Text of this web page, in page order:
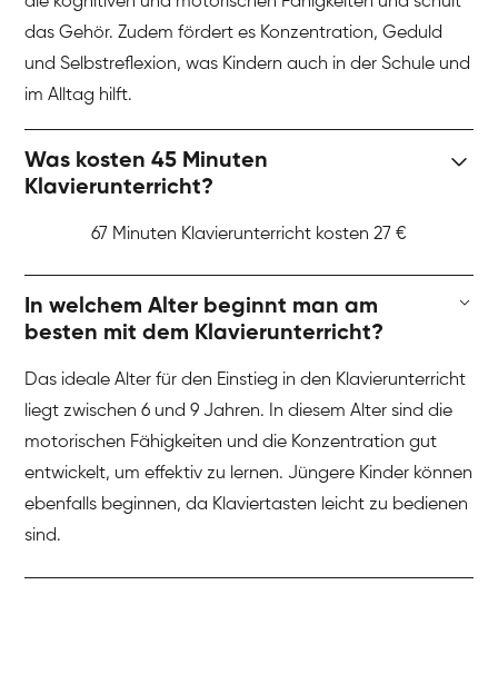
das Gehör. Zudem fördert es Konzentration, Geduld
und Selbstreflexion, was Kindern auch in der Schule und
im Alltag hilft.
Was kosten 45 Minuten
Klavierunterricht?
67 Minuten Klavierunterricht kosten 27 €
In welchem Alter beginnt man am
besten mit dem Klavierunterricht?
Das ideale Alter für den Einstieg in den Klavierunterricht
liegt zwischen 6 und 9 Jahren. In diesem Alter sind die
motorischen Fähigkeiten und die Konzentration gut
entwickelt, um effektiv zu lernen. Jüngere Kinder können
ebenfalls beginnen, da Klaviertasten leicht zu bedienen
sind.